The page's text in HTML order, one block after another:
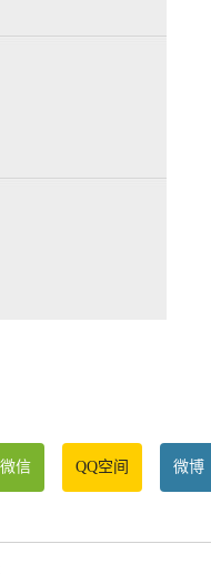
微信 QQ空间 微博